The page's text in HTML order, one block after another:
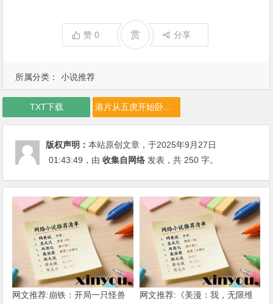
所属分类： 小说推荐
赞0 赏 分享
TXT下载 港片从五虎开始卧底下载
版权声明：本站原创文章，于2025年9月27日
01:43:49 ，由收集自网络 发表，共 250 字。
网文推荐:崩铁：开局一只怪兽
网文推荐:《美漫：我，无限维